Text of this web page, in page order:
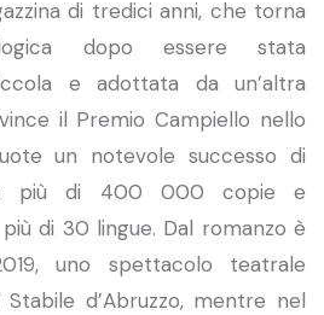
di tredici anni, che torna
dopo essere stata
e adottata da un’altra
il Premio Campiello nello
un notevole successo di
più di 400 000 copie e
di 30 lingue. Dal romanzo è
uno spettacolo teatrale
d’Abruzzo, mentre nel